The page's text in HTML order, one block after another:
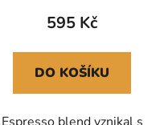
595 Kč
DO KOŠÍKU